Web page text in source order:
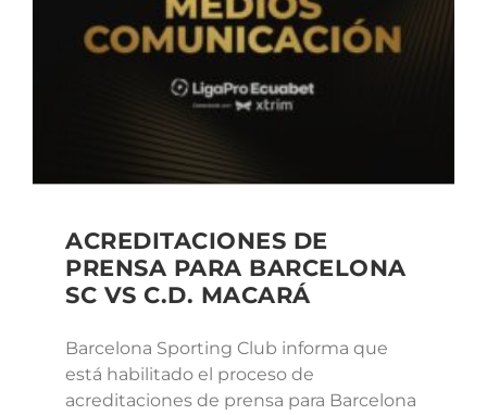
ACREDITACIONES DE
PRENSA PARA BARCELONA
SC VS C.D. MACARÁ
Barcelona Sporting Club informa que
está habilitado el proceso de
acreditaciones de prensa para Barcelona